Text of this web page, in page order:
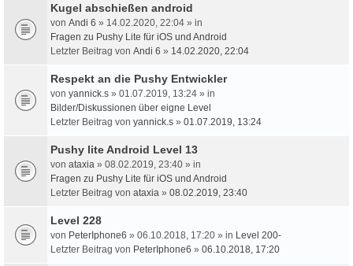
Kugel abschießen android
von Andi 6 » 14.02.2020, 22:04 » in
Fragen zu Pushy Lite für iOS und Android
Letzter Beitrag von Andi 6 » 14.02.2020, 22:04
Respekt an die Pushy Entwickler
von yannick.s » 01.07.2019, 13:24 » in
Bilder/Diskussionen über eigne Level
Letzter Beitrag von yannick.s » 01.07.2019, 13:24
Pushy lite Android Level 13
von ataxia » 08.02.2019, 23:40 » in
Fragen zu Pushy Lite für iOS und Android
Letzter Beitrag von ataxia » 08.02.2019, 23:40
Level 228
von PeterIphone6 » 06.10.2018, 17:20 » in Level 200-
Letzter Beitrag von PeterIphone6 » 06.10.2018, 17:20